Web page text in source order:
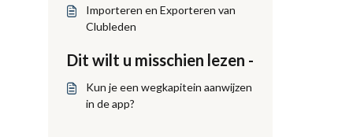
Importeren en Exporteren van
Clubleden
Dit wilt u misschien lezen -
Kun je een wegkapitein aanwijzen
in de app?